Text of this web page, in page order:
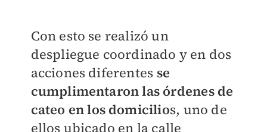
Con esto se realizó un
despliegue coordinado y en dos
acciones diferentes se
cumplimentaron las órdenes de
cateo en los domicilios, uno de
ellos ubicado en la calle